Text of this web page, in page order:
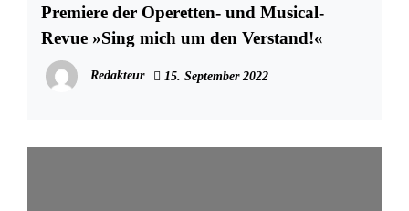
Premiere der Operetten- und Musical-
Revue »Sing mich um den Verstand!«
Redakteur 15. September 2022